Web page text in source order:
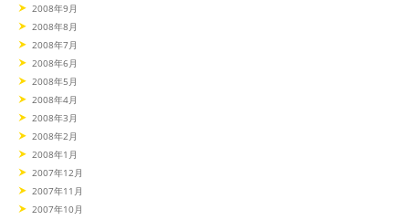
2008年9月
2008年8月
2008年7月
2008年6月
2008年5月
2008年4月
2008年3月
2008年2月
2008年1月
2007年12月
2007年11月
2007年10月